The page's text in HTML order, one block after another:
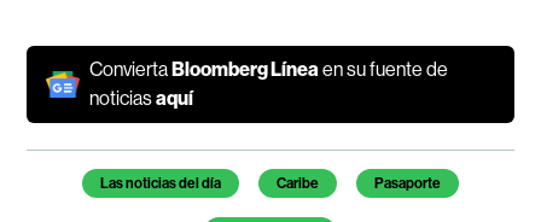
ConviertaBloomberg Líneaen su fuente de
noticiasaquí
Temas de este artículo
Las noticias del día Caribe Pasaporte